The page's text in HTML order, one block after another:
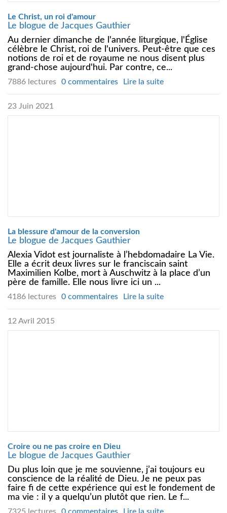
Le Christ, un roi d'amour
Le blogue de Jacques Gauthier
Au dernier dimanche de l'année liturgique, l'Église
célèbre le Christ, roi de l'univers. Peut-être que ces
notions de roi et de royaume ne nous disent plus
grand-chose aujourd'hui. Par contre, ce...
7886 lectures 0 commentaires Lire la suite
23 Juin 2021
La blessure d'amour de la conversion
Le blogue de Jacques Gauthier
Alexia Vidot est journaliste à l’hebdomadaire La Vie.
Elle a écrit deux livres sur le franciscain saint
Maximilien Kolbe, mort à Auschwitz à la place d’un
père de famille. Elle nous livre ici un ...
4186 lectures 0 commentaires Lire la suite
12 Avril 2015
Croire ou ne pas croire en Dieu
Le blogue de Jacques Gauthier
Du plus loin que je me souvienne, j’ai toujours eu
conscience de la réalité de Dieu. Je ne peux pas
faire fi de cette expérience qui est le fondement de
ma vie : il y a quelqu’un plutôt que rien. Le f...
7325 lectures 0 commentaires Lire la suite